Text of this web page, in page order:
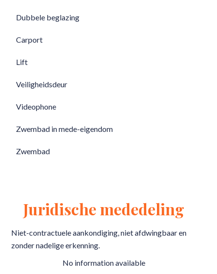
Dubbele beglazing
Carport
Lift
Veiligheidsdeur
Videophone
Zwembad in mede-eigendom
Zwembad
Juridische mededeling
Niet-contractuele aankondiging, niet afdwingbaar en
zonder nadelige erkenning.
No information available